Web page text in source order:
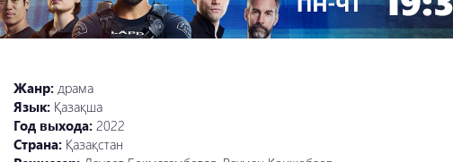
Жанр: драма
Язык: Қазақша
Год выхода: 2022
Страна: Қазақстан